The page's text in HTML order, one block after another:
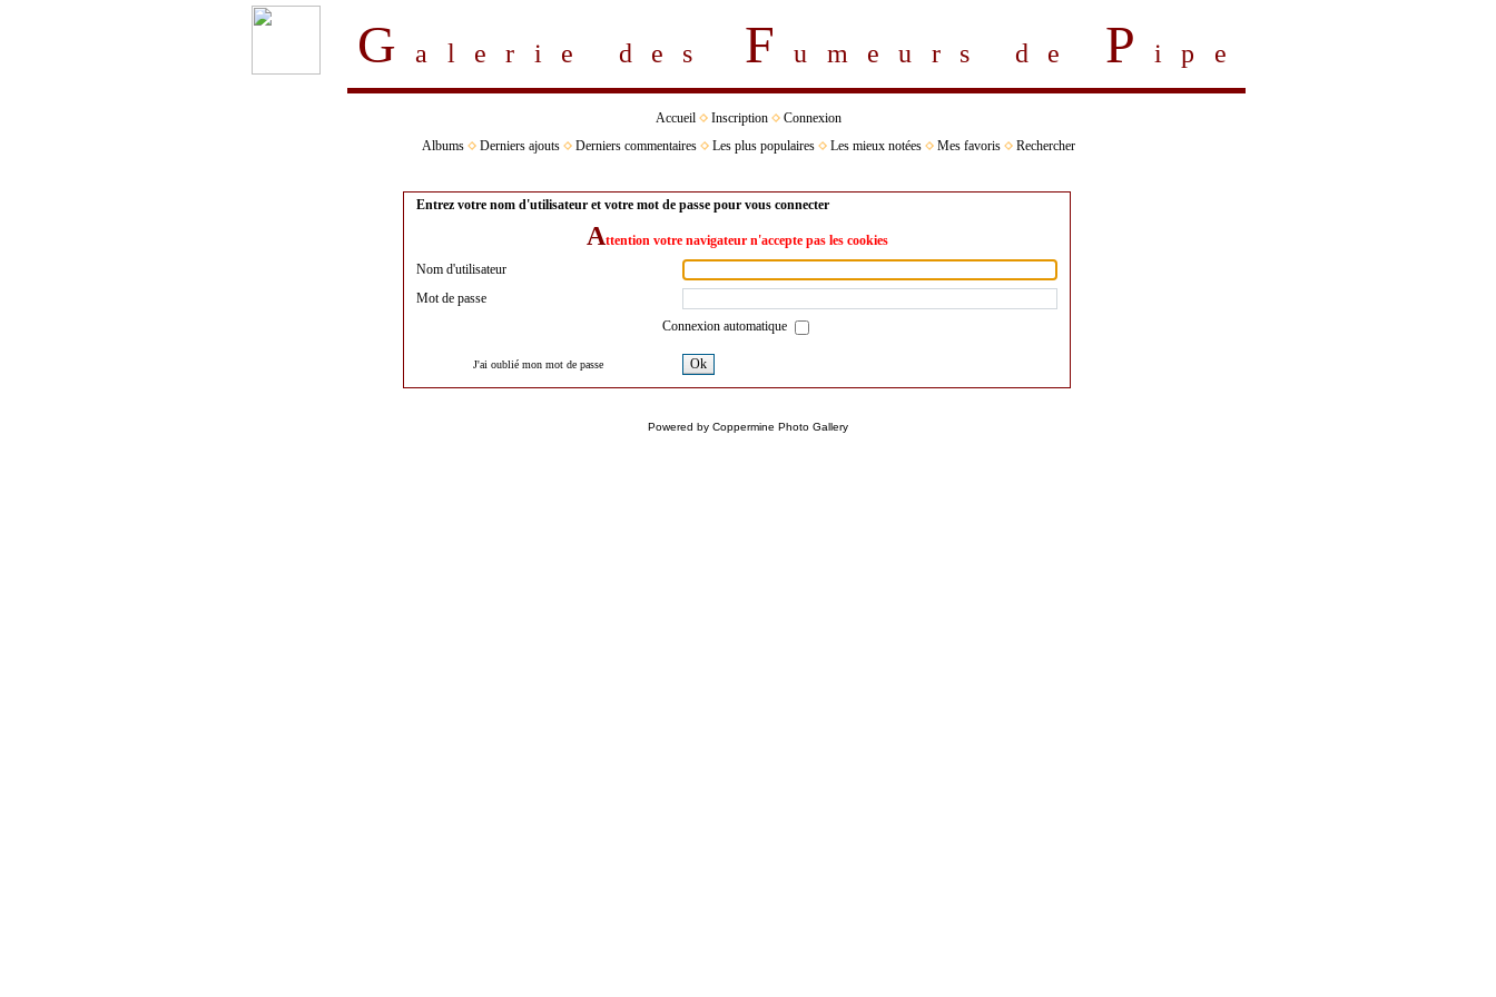
Galerie des Fumeurs de P ipe
Accueil Inscription
Connexion
Albums
Derniers ajouts Derniers commentaires Les plus populaires Les mieux notées Mes favoris Rechercher
Entrez votre nom d'utilisateur et votre mot de passe pour vous connecter
Attention votre navigateur n'accepte pas les cookies
Nom d'utilisateur
Mot de passe
Connexion automatique
J'ai oublié mon mot de passe Ok
Powered by Coppermine Photo Gallery